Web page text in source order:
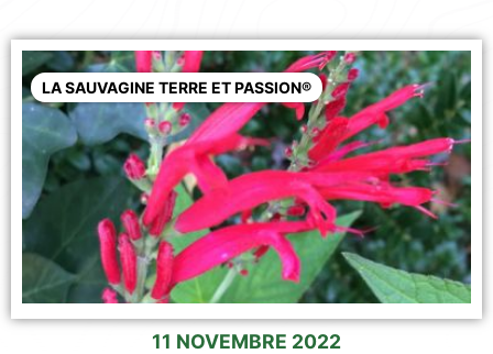
LA SAUVAGINE TERRE ET PASSION®
11 NOVEMBRE 2022